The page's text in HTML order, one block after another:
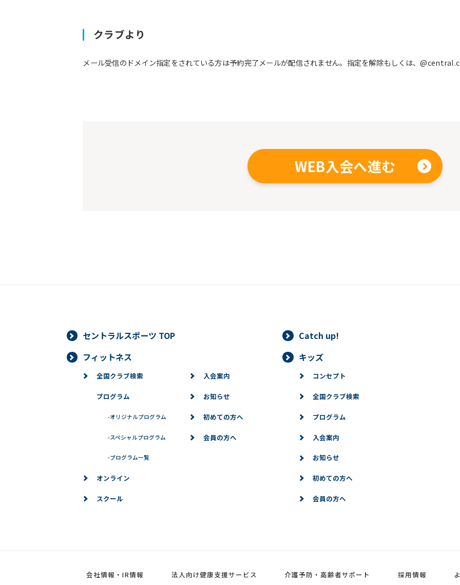
クラブより
メール受信のドメイン指定をされている方は予約完了メールが配信されません。指定を解除もしくは、
WEB入会へ進む
セントラルスポーツ TOP
Catch up!
フィットネス
全国クラブ検索
プログラム
-オリジナルプログラム
-スペシャルプログラム
-プログラム一覧
オンライン
スクール
入会案内
お知らせ
初めての方へ
会員の方へ
キッズ
コンセプト
全国クラブ検索
プログラム
入会案内
お知らせ
初めての方へ
会員の方へ
会社情報・IR情報 法人向け健康支援サービス 介護予防・高齢者サポート 採用情報